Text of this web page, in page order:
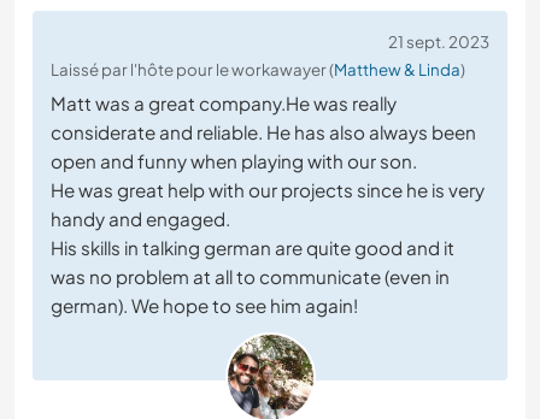
21 sept. 2023
Laissé par l'hôte pour le workawayer (Matthew & Linda)
Matt was a great company.He was really
considerate and reliable. He has also always been
open and funny when playing with our son.
He was great help with our projects since he is very
handy and engaged.
His skills in talking german are quite good and it
was no problem at all to communicate (even in
german). We hope to see him again!